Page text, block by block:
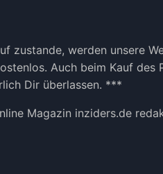
zustande, werden unsere
Auch beim Kauf des
Dir überlassen. ***
Magazin inziders.de